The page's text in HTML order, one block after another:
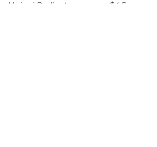
У січні Radiant втратили $4,5 млн